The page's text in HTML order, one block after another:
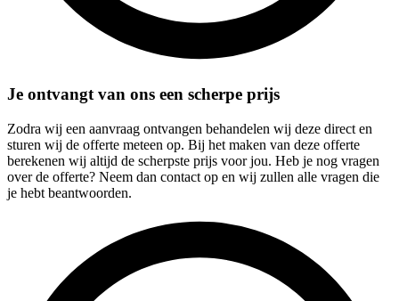
Je ontvangt van ons een scherpe prijs
Zodra wij een aanvraag ontvangen behandelen wij deze direct en
sturen wij de offerte meteen op. Bij het maken van deze offerte
berekenen wij altijd de scherpste prijs voor jou. Heb je nog vragen
over de offerte? Neem dan contact op en wij zullen alle vragen die
je hebt beantwoorden.